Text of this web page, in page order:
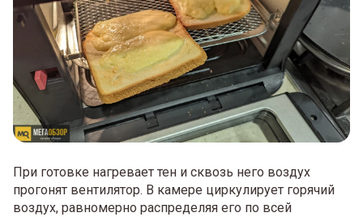
При готовке нагревает тен и сквозь него воздух
прогонят вентилятор. В камере циркулирует горячий
воздух, равномерно распределяя его по всей